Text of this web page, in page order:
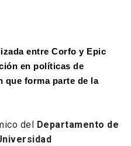
entre Corfo y Epic
en políticas de
que forma parte de la
del Departamento de